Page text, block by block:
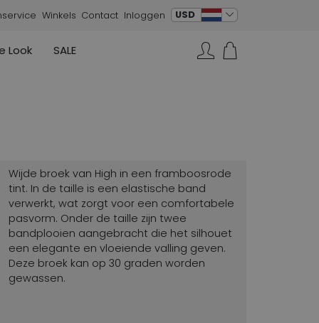
Winkels Contact Inloggen USD verander taal
AGL
Look
SALE
Marc Cain
Wijde broek van High in een framboosrode
tint. In de taille is een elastische band
verwerkt, wat zorgt voor een comfortabele
pasvorm. Onder de taille zijn twee
bandplooien aangebracht die het silhouet
een elegante en vloeiende valling geven.
Deze broek kan op 30 graden worden
gewassen.